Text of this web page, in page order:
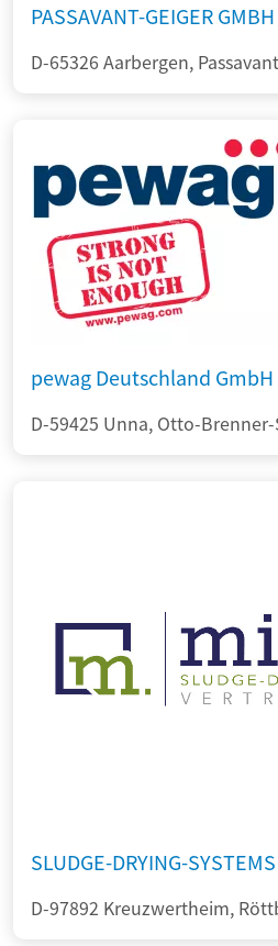
PASSAVANT-GEIGER GMBH
D-65326 Aarbergen,
pewag Deutschland GmbH
D-59425 Unna, Otto-
SLUDGE-DRYING-
D-97892 Kreuzwertheim,